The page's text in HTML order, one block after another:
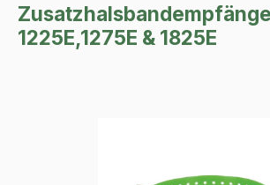
1225E,1275E & 1825E